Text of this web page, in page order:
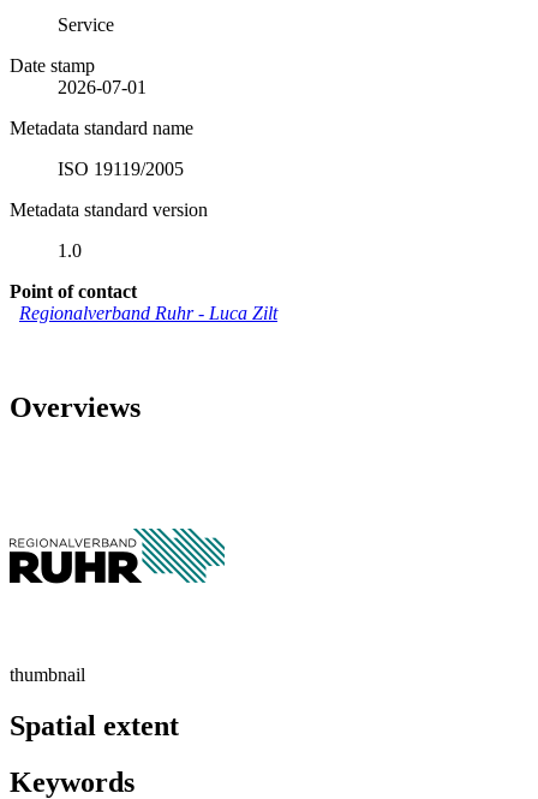
Service
Date stamp
2026-07-01
Metadata standard name
ISO 19119/2005
Metadata standard version
1.0
Point of contact
Regionalverband Ruhr- Luca Zilt
Overviews
thumbnail
Spatial extent
Keywords